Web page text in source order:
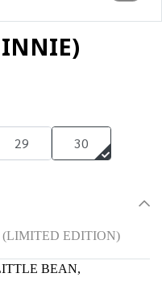
29
30
(LIMITED EDITION)
BEAN,